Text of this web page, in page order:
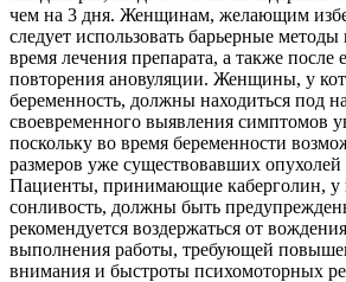
чем на 3 дня. Женщинам, желающим
следует использовать барьерные
время лечения препарата, а также после
повторения ановуляции. Женщины, у
беременность, должны находиться под
своевременного выявления симптомов
поскольку во время беременности
размеров уже существовавших опухолей
Пациенты, принимающие каберголин, у
сонливость, должны быть
рекомендуется воздержаться от
выполнения работы, требующей
внимания и быстроты психомоторных